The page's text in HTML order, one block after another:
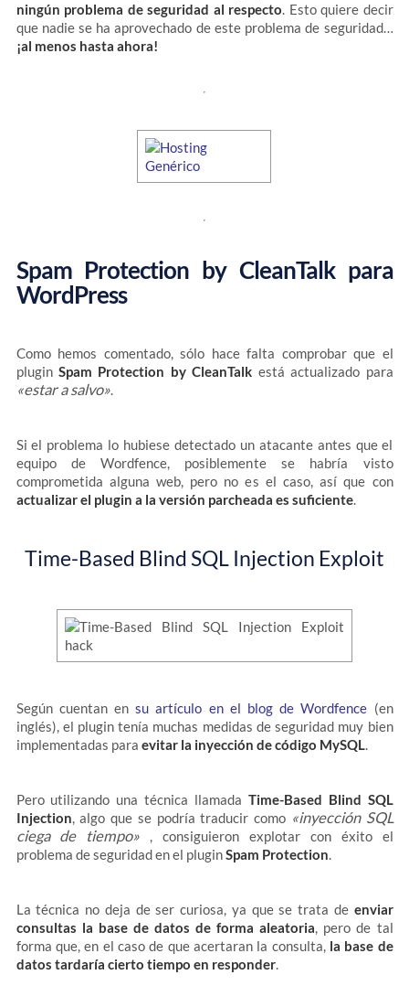
ningún problema de seguridad al respecto. Esto quiere decir
que nadie se ha aprovechado de este problema de seguridad…
¡al menos hasta ahora!
Spam Protection by CleanTalk para
WordPress
Como hemos comentado, sólo hace falta comprobar que el
plugin Spam Protection by CleanTalk está actualizado para
«estar a salvo».
Si el problema lo hubiese detectado un atacante antes que el
equipo de Wordfence, posiblemente se habría visto
comprometida alguna web, pero no es el caso, así que con
actualizar el plugin a la versión parcheada es suficiente.
Time-Based Blind SQL Injection Exploit
Según cuentan ensu artículo en el blog de Wordfence (en
inglés), el plugin tenía muchas medidas de seguridad muy bien
implementadas para evitar la inyección de código MySQL.
Pero utilizando una técnica llamada Time-Based Blind SQL
Injection, algo que se podría traducir como «inyección SQL
ciega de tiempo» , consiguieron explotar con éxito el
problema de seguridad en el pluginSpam Protection.
La técnica no deja de ser curiosa, ya que se trata de enviar
consultas la base de datos de forma aleatoria, pero de tal
forma que, en el caso de que acertaran la consulta, la base de
datos tardaría cierto tiempo en responder.